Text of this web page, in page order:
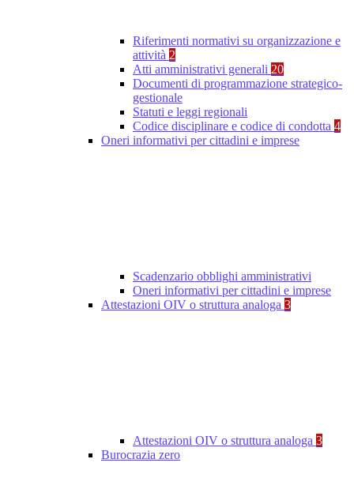
Riferimenti normativi su organizzazione e
attività 2
Atti amministrativi generali 20
Documenti di programmazione strategico-
gestionale
Statuti e leggi regionali
Codice disciplinare e codice di condotta 4
Oneri informativi per cittadini e imprese
Scadenzario obblighi amministrativi
Oneri informativi per cittadini e imprese
Attestazioni OIV o struttura analoga 3
Attestazioni OIV o struttura analoga 3
Burocrazia zero